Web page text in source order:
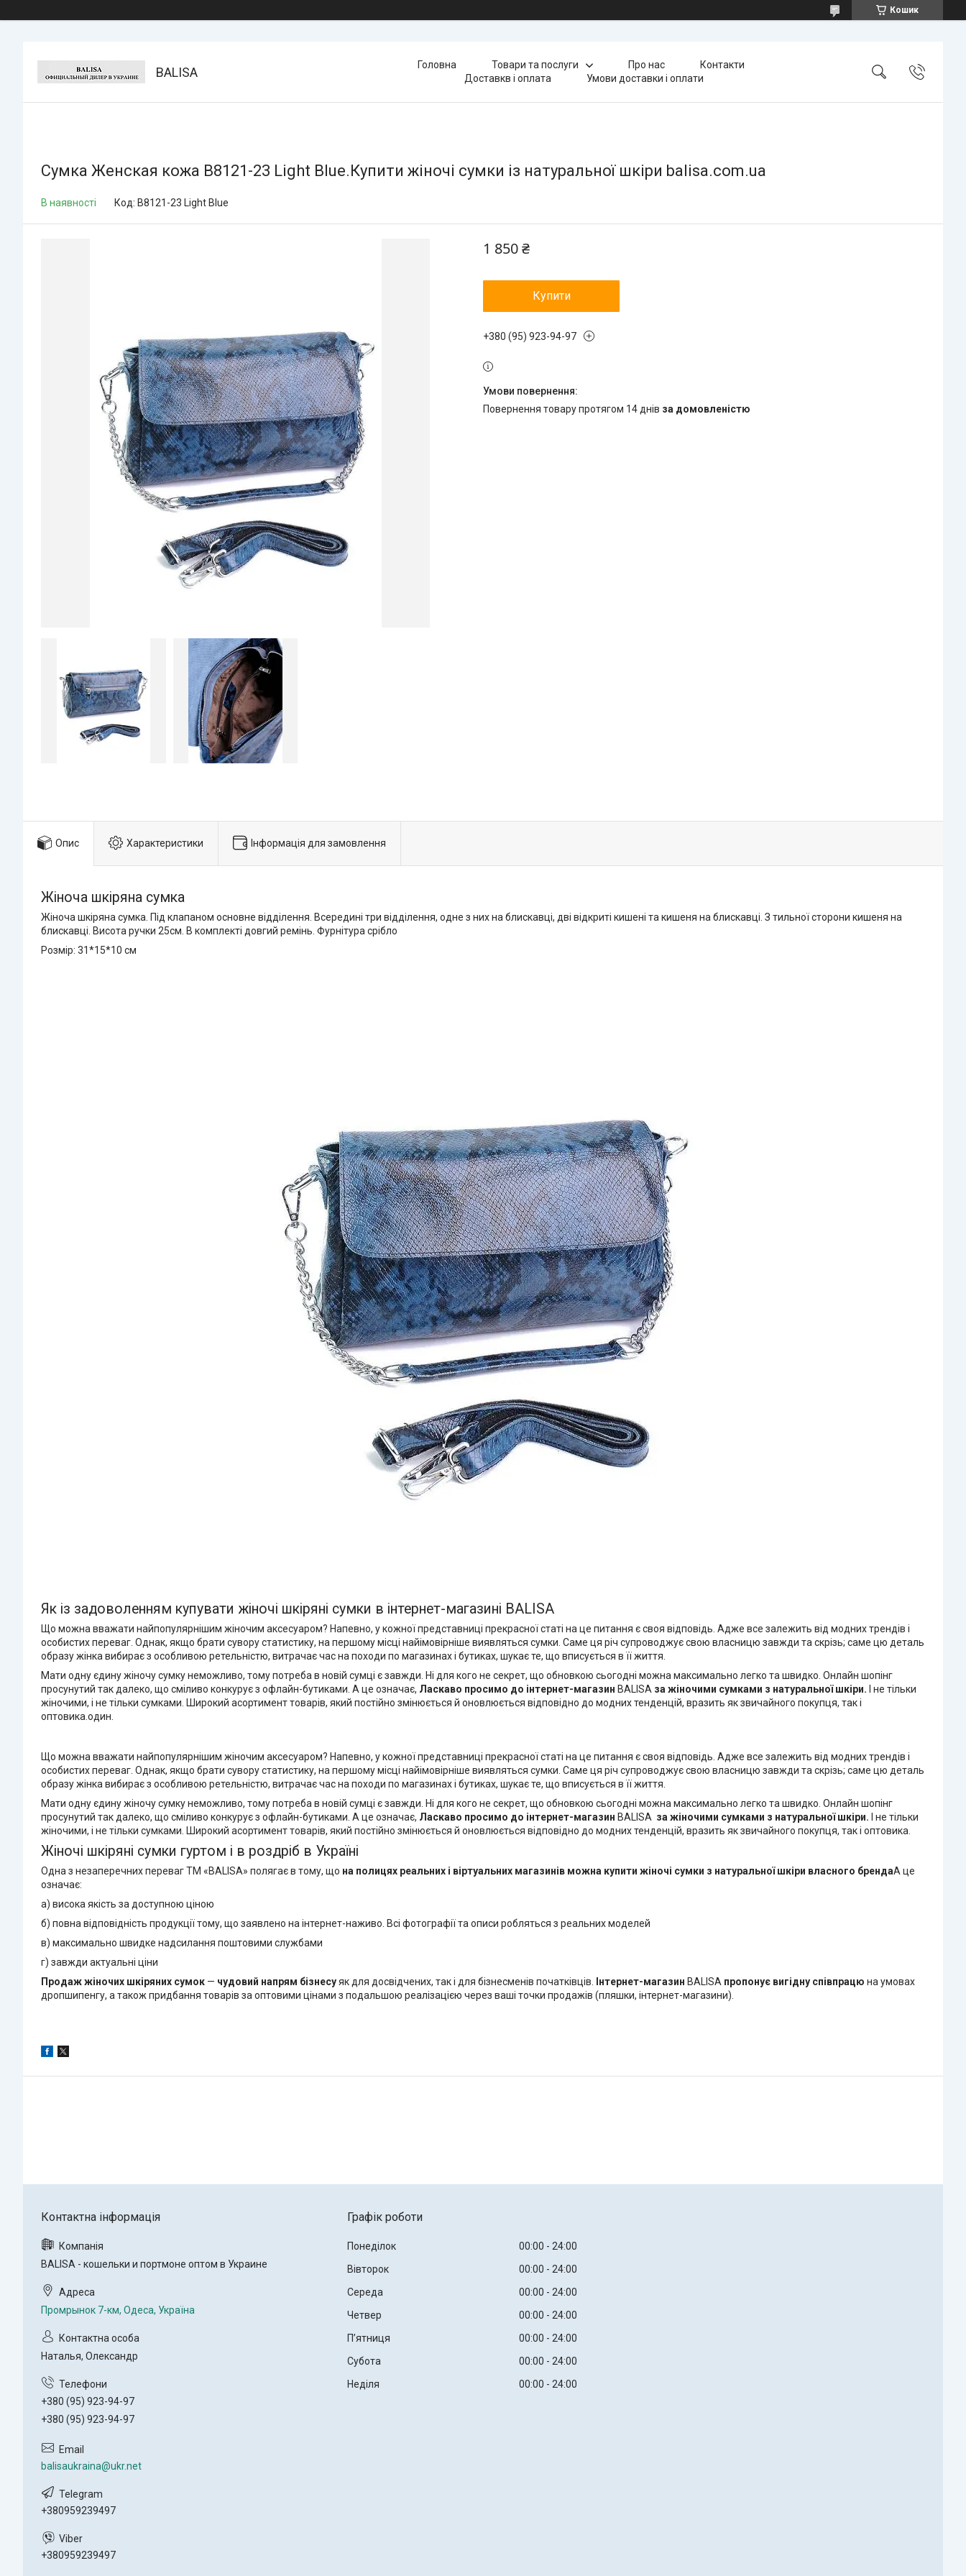
Кошик
BALISA Головна Товари та послуги Про нас
Контакти
Доставкв і оплата
Умови доставки і оплати
Сумка Женская кожа B8121-23 Light Blue.Купити жіночі сумки із натуральної шкіри balisa.com.ua
В наявності Код: B8121-23 Light Blue
1 850 ₴
Купити
+380 (95) 923-94-97
повернення товару протягом 14 днів за домовленістю
Опис Характеристики Інформація для замовлення
Жіноча шкіряна сумка
Жіноча шкіряна сумка. Під клапаном основне відділення. Всередині три відділення, одне з них на блискавці, дві відкриті кишені та кишеня на блискавці. З тильної сторони кишеня на
блискавці. Висота ручки 25см. В комплекті довгий ремінь. Фурнітура срібло
Розмір: 31*15*10 см
Як із задоволенням купувати жіночі шкіряні сумки в інтернет-магазині BALISA
Що можна вважати найпопулярнішим жіночим аксесуаром? Напевно, у кожної представниці прекрасної статі на це питання є своя відповідь. Адже все залежить від модних трендів і
особистих переваг. Однак, якщо брати сувору статистику, на першому місці найімовірніше виявляться сумки. Саме ця річ супроводжує свою власницю завжди та скрізь; саме цю деталь
образу жінка вибирає з особливою ретельністю, витрачає час на походи по магазинах і бутиках, шукає те, що вписується в її життя.
Мати одну єдину жіночу сумку неможливо, тому потреба в новій сумці є завжди. Ні для кого не секрет, що обновкою сьогодні можна максимально легко та швидко. Онлайн шопінг
просунутий так далеко, що сміливо конкурує з офлайн-бутиками. А це означає, Ласкаво просимо до інтернет-магазин BALISA за жіночими сумками з натуральної шкіри. І не тільки
жіночими, і не тільки сумками. Широкий асортимент товарів, який постійно змінюється й оновлюється відповідно до модних тенденцій, вразить як звичайного покупця, так і
оптовика.один.
Що можна вважати найпопулярнішим жіночим аксесуаром? Напевно, у кожної представниці прекрасної статі на це питання є своя відповідь. Адже все залежить від модних трендів і
особистих переваг. Однак, якщо брати сувору статистику, на першому місці найімовірніше виявляться сумки. Саме ця річ супроводжує свою власницю завжди та скрізь; саме цю деталь
образу жінка вибирає з особливою ретельністю, витрачає час на походи по магазинах і бутиках, шукає те, що вписується в її життя.
Мати одну єдину жіночу сумку неможливо, тому потреба в новій сумці є завжди. Ні для кого не секрет, що обновкою сьогодні можна максимально легко та швидко. Онлайн шопінг
просунутий так далеко, що сміливо конкурує з офлайн-бутиками. А це означає, Ласкаво просимо до інтернет-магазин BALISA за жіночими сумками з натуральної шкіри. І не тільки
жіночими, і не тільки сумками. Широкий асортимент товарів, який постійно змінюється й оновлюється відповідно до модних тенденцій, вразить як звичайного покупця, так і оптовика.
Жіночі шкіряні сумки гуртом і в роздріб в Україні
Одна з незаперечних переваг TM «BALISA» полягає в тому, що на полицях реальних і віртуальних магазинів можна купити жіночі сумки з натуральної шкіри власного брендаА це
означає:
а) висока якість за доступною ціною
б) повна відповідність продукції тому, що заявлено на інтернет-наживо. Всі фотографії та описи робляться з реальних моделей
в) максимально швидке надсилання поштовими службами
г) завжди актуальні ціни
Продаж жіночих шкіряних сумок — чудовий напрям бізнесуяк для досвідчених, так і для бізнесменів початківців. Інтернет-магазин BALISA пропонує вигідну співпрацю на умовах
дропшипенгу, а також придбання товарів за оптовими цінами з подальшою реалізацією через ваші точки продажів (пляшки, інтернет-магазини).
BALISA - кошельки и портмоне оптом в Украине
Промрынок 7-км, Одеса, Україна
Наталья, Олександр
+380 (95) 923-94-97
+380 (95) 923-94-97
balisaukraina@ukr.net
+380959239497
+380959239497
Графік роботи
Понеділок 00:00
24:00
Вівторок
00:00
24:00
Середа
00:00
24:00
Четвер
00:00
24:00
Пʼятниця
00:00
24:00
Субота
00:00
24:00
Неділя
00:00 24:00